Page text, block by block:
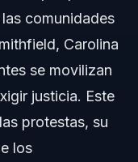
comunidades
Carolina
se movilizan
justicia. Este
protestas, su
los